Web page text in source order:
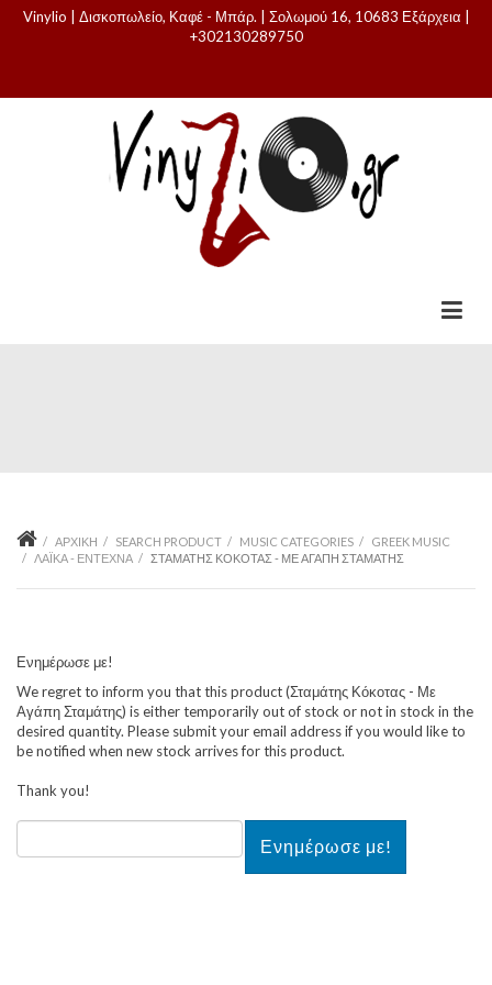
Vinylio | Δισκοπωλείο, Καφέ - Μπάρ. | Σολωμού 16, 10683 Εξάρχεια |
+302130289750
ΑΡΧΙΚΉ SEARCH PRODUCT MUSIC CATEGORIES
GREEK MUSIC
ΛΑΪΚΆ - ΈΝΤΕΧΝΑ
ΣΤΑΜΆΤΗΣ ΚΌΚΟΤΑΣ - ΜΕ ΑΓΆΠΗ ΣΤΑΜΆΤΗΣ
Ενημέρωσε με!
We regret to inform you that this product (Σταμάτης Κόκοτας - Με
Αγάπη Σταμάτης) is either temporarily out of stock or not in stock in the
desired quantity. Please submit your email address if you would like to
be notified when new stock arrives for this product.
Thank you!